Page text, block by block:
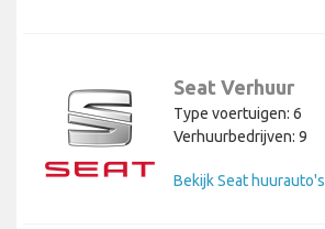
Seat Verhuur
Type voertuigen: 6
Verhuurbedrijven: 9
Bekijk Seat huurauto's